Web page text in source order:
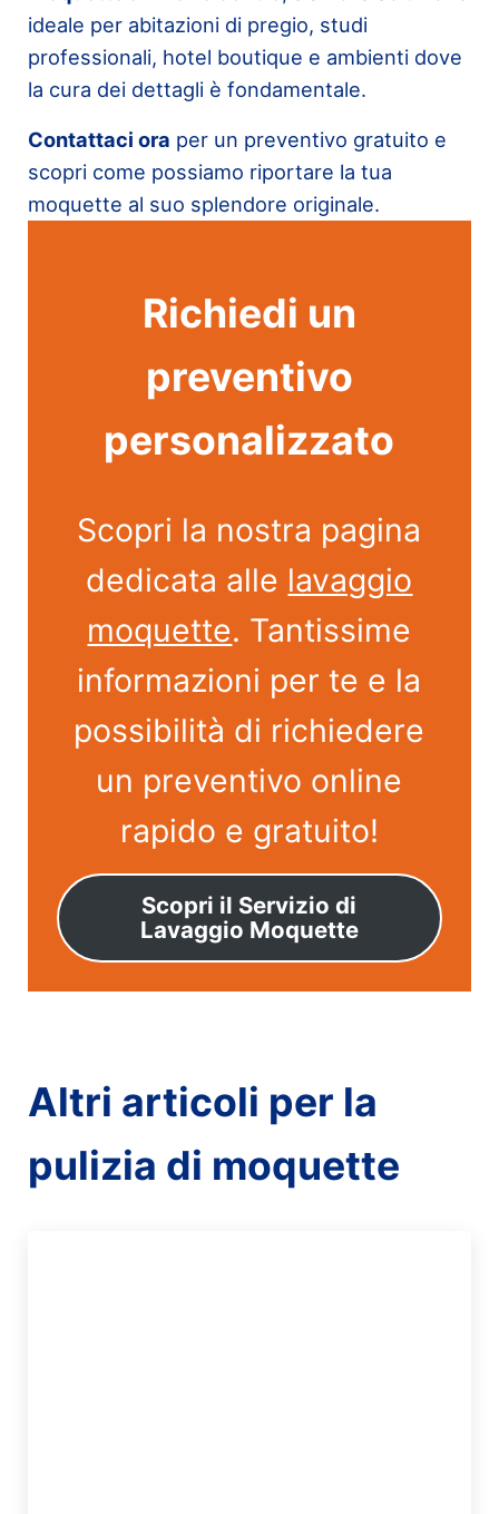
ideale per abitazioni di pregio, studi
professionali, hotel boutique e ambienti dove
la cura dei dettagli è fondamentale.
Contattaci ora per un preventivo gratuito e
scopri come possiamo riportare la tua
moquette al suo splendore originale.
Richiedi un
preventivo
personalizzato
Scopri la nostra pagina
dedicata alle lavaggio
moquette. Tantissime
informazioni per te e la
possibilità di richiedere
un preventivo online
rapido e gratuito!
Scopri il Servizio di
Lavaggio Moquette
Altri articoli per la
pulizia di moquette